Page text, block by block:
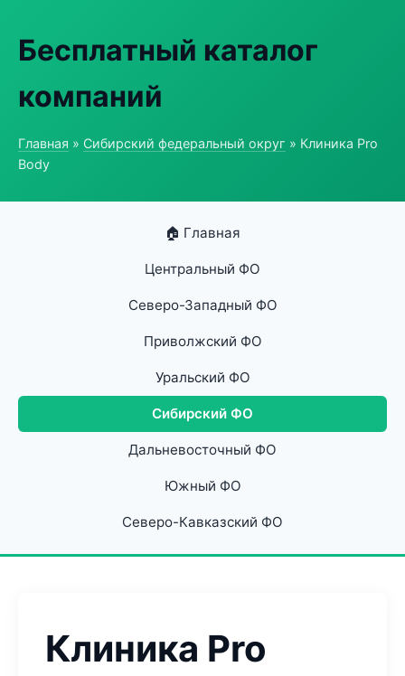
Бесплатный каталог
компаний
Главная » Сибирский федеральный округ » Клиника Pro
Body
🏠 Главная
Центральный ФО
Северо-Западный ФО
Приволжский ФО
Уральский ФО
Сибирский ФО
Дальневосточный ФО
Южный ФО
Северо-Кавказский ФО
Клиника Pro